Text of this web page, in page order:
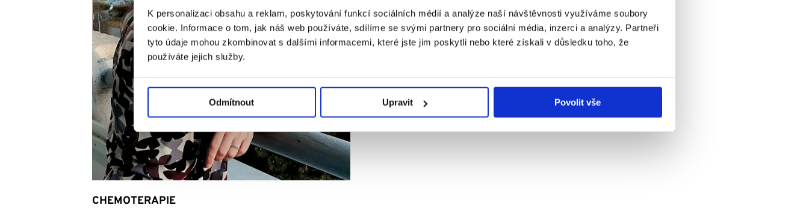
K personalizaci obsahu a reklam, poskytování funkcí sociálních médií a analýze naší návštěvnosti využíváme soubory
cookie. Informace o tom, jak náš web používáte, sdílíme se svými partnery pro sociální média, inzerci a analýzy. Partneři
tyto údaje mohou zkombinovat s dalšími informacemi, které jste jim poskytli nebo které získali v důsledku toho, že
používáte jejich služby.
Odmítnout Upravit Povolit vše
CHEMOTERAPIE